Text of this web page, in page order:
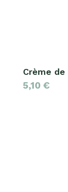
Crème
5,10 €